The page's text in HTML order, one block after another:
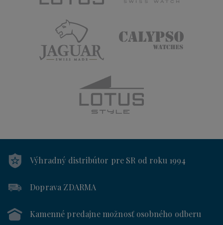
Výhradný distribútor pre SR od roku 1994
Doprava ZDARMA
Kamenné predajnemožnosť osobného odberu